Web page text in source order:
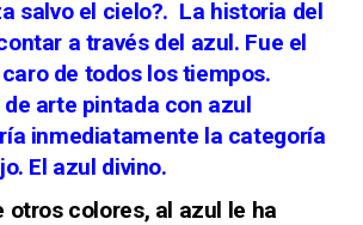
las cajas de órgano de la
de San Juan Bautista de
Archivo Español de Arte, CSIC, 2013.
Andújar, “Proyecto de rejas
de San Miguel de Morón de la
Laboratorio de Arte
aquel episodio. El bando
el centro de Málaga, mientras la
las autoridades musulmanas
Alcazaba. Ambos cortejos se
plaza de la Aduana, donde se
de las llaves de la ciudad.
salvo el cielo?. La historia del
a través del azul. Fue el
de todos los tiempos.
arte pintada con azul
inmediatamente la categoría
El azul divino.
otros colores, al azul le ha